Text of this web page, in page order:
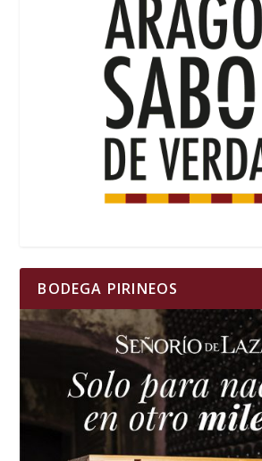
BODEGA PIRINEOS